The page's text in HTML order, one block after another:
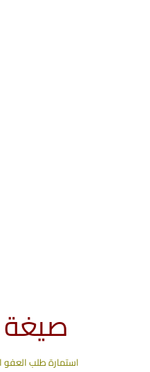
استمارة طلب العفو